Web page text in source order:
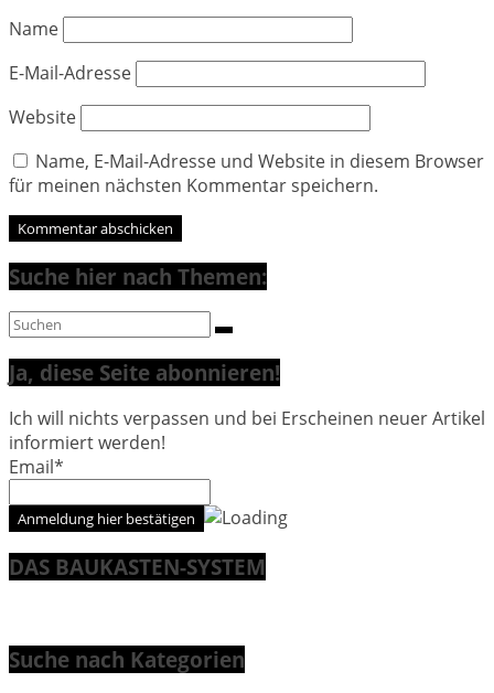
Name
E-Mail-Adresse
Website
Name, E-Mail-Adresse und Website in diesem Browser
für meinen nächsten Kommentar speichern.
Suche hier nach Themen:
Ja, diese Seite abonnieren!
Ich will nichts verpassen und bei Erscheinen neuer Artikel
informiert werden!
Email*
DAS BAUKASTEN-SYSTEM
Suche nach Kategorien